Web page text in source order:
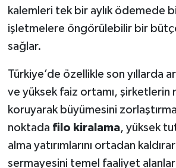
kalemleri tek bir aylık ödemede
işletmelere öngörülebilir bir
sağlar.
Türkiye’de özellikle son yıllarda
ve yüksek faiz ortamı, şirketlerin
koruyarak büyümesini
noktada filo kiralama, yüksek
alma yatırımlarını ortadan
sermayesini temel faaliyet